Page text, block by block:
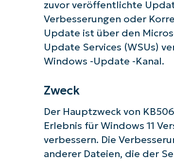
zuvor veröffentlichte
Verbesserungen oder
Update ist über den
Update Services (WSUs)
Windows -Update -Kanal.
Zweck
Der Hauptzweck von
Erlebnis für Windows 11
verbessern. Die
anderer Dateien, die der